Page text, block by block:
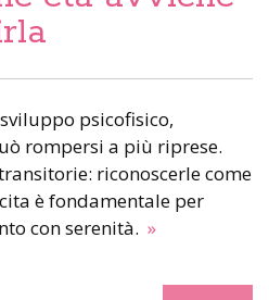
psicofisico,
rompersi a più riprese.
riconoscerle come
è fondamentale per
con serenità. »